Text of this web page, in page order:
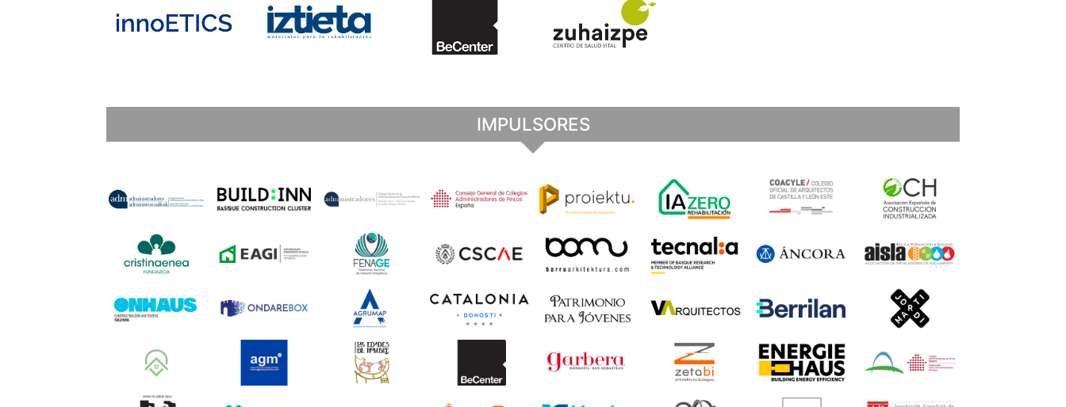
IMPULSORES